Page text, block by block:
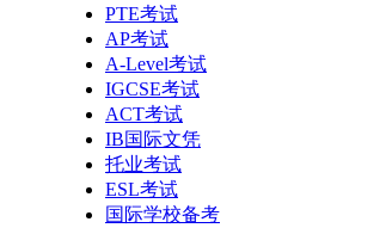
PTE考试
AP考试
A-Level考试
IGCSE考试
ACT考试
IB国际文凭
托业考试
ESL考试
国际学校备考